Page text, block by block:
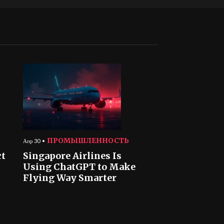
Апр 30 ПРОМЫШЛЕННОСТЬ
Singapore Airlines Is
Using ChatGPT to Make
Flying Way Smarter